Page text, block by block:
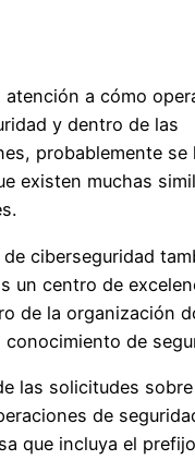
atención a cómo
y dentro de las
, probablemente se
existen muchas
.
ciberseguridad
un centro de
de la organización d
de
las solicitudes
de
que incluya el prefijo